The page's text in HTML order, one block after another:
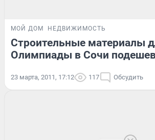
МОЙ ДОМ НЕДВИЖИМОСТЬ
Строительные материалы
Олимпиады в Сочи
23 марта, 2011, 17:12 117 Обсудить